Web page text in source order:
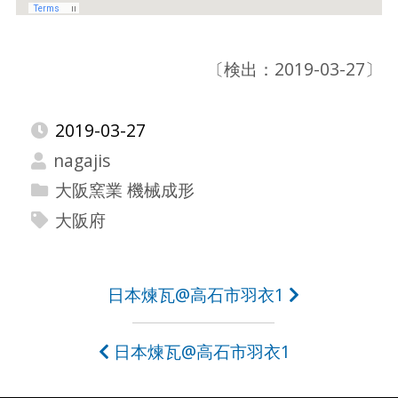
〔検出：2019-03-27〕
2019-03-27
nagajis
大阪窯業 機械成形
大阪府
日本煉瓦@高石市羽衣1
日本煉瓦@高石市羽衣1